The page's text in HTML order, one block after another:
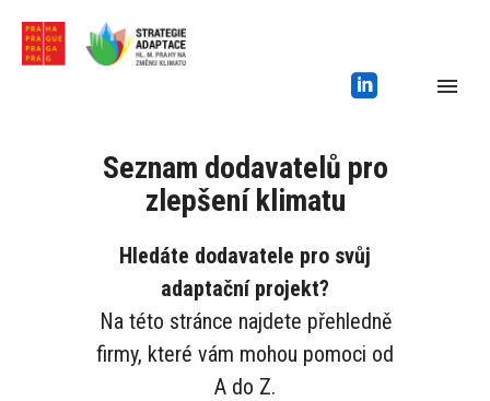
Seznam dodavatelů pro
zlepšení klimatu
Hledáte dodavatele pro svůj
adaptační projekt?
Na této stránce najdete přehledně
firmy, které vám mohou pomoci od
A do Z.